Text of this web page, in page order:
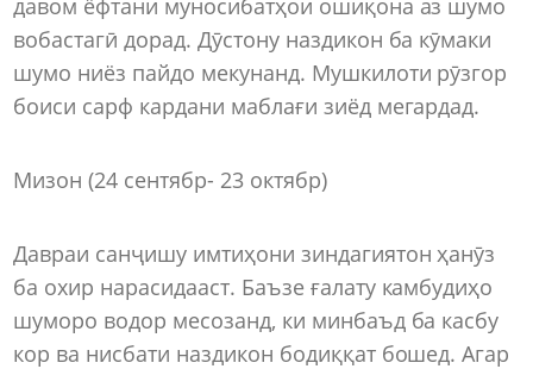
давом ёфтани муносибатҳои ошиқона аз шумо
вобастагӣ дорад. Дӯстону наздикон ба кӯмаки
шумо ниёз пайдо мекунанд. Мушкилоти рӯзгор
боиси сарф кардани маблағи зиёд мегардад.
Мизон (24 сентябр- 23 октябр)
Давраи санҷишу имтиҳони зиндагиятон ҳанӯз
ба охир нарасидааст. Баъзе ғалату камбудиҳо
шуморо водор месозанд, ки минбаъд ба касбу
кор ва нисбати наздикон бодиққат бошед. Агар